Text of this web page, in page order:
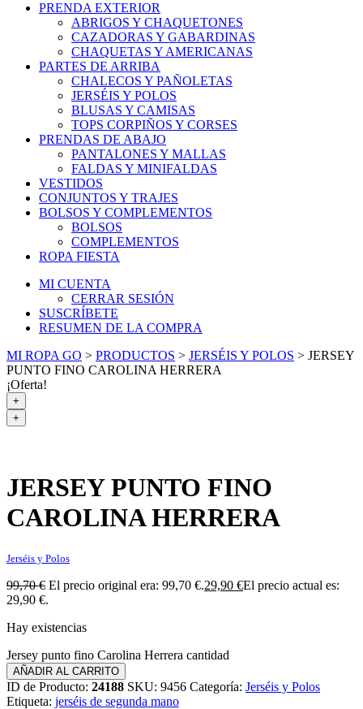
PRENDA EXTERIOR
ABRIGOS Y CHAQUETONES
CAZADORAS Y GABARDINAS
CHAQUETAS Y AMERICANAS
PARTES DE ARRIBA
CHALECOS Y PAÑOLETAS
JERSÉIS Y POLOS
BLUSAS Y CAMISAS
TOPS CORPIÑOS Y CORSES
PRENDAS DE ABAJO
PANTALONES Y MALLAS
FALDAS Y MINIFALDAS
VESTIDOS
CONJUNTOS Y TRAJES
BOLSOS Y COMPLEMENTOS
BOLSOS
COMPLEMENTOS
ROPA FIESTA
MI CUENTA
CERRAR SESIÓN
SUSCRÍBETE
RESUMEN DE LA COMPRA
MI ROPA GO > PRODUCTOS > JERSÉIS Y POLOS > JERSEY
PUNTO FINO CAROLINA HERRERA
¡Oferta!
+
+
JERSEY PUNTO FINO
CAROLINA HERRERA
Jerséis y Polos
99,70€ El precio original era: 99,70 €.29,90 €El precio actual es:
29,90 €.
Hay existencias
Jersey punto fino Carolina Herrera cantidad
AÑADIR AL CARRITO
ID de Producto: 24188 SKU: 9456 Categoría: Jerséis y Polos
Etiqueta: jerséis de segunda mano